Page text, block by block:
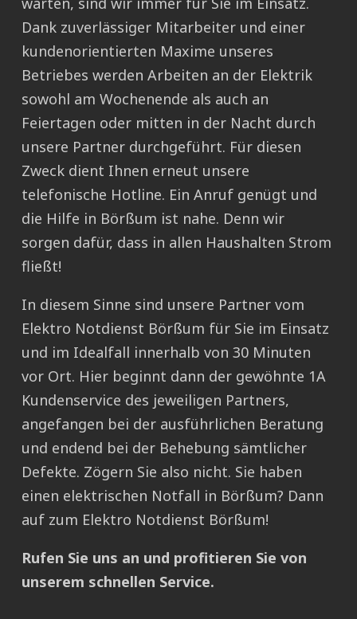
Dank zuverlässiger Mitarbeiter und einer
kundenorientierten Maxime unseres
Betriebes werden Arbeiten an der Elektrik
sowohl am Wochenende als auch an
Feiertagen oder mitten in der Nacht durch
unsere Partner durchgeführt. Für diesen
Zweck dient Ihnen erneut unsere
telefonische Hotline. Ein Anruf genügt und
die Hilfe in Börßum ist nahe. Denn wir
sorgen dafür, dass in allen Haushalten Strom
fließt!
In diesem Sinne sind unsere Partner vom
Elektro Notdienst Börßum für Sie im Einsatz
und im Idealfall innerhalb von 30 Minuten
vor Ort. Hier beginnt dann der gewöhnte 1A
Kundenservice des jeweiligen Partners,
angefangen bei der ausführlichen Beratung
und endend bei der Behebung sämtlicher
Defekte. Zögern Sie also nicht. Sie haben
einen elektrischen Notfall in Börßum? Dann
auf zum Elektro Notdienst Börßum!
Rufen Sie uns an und profitieren Sie von
unserem schnellen Service.